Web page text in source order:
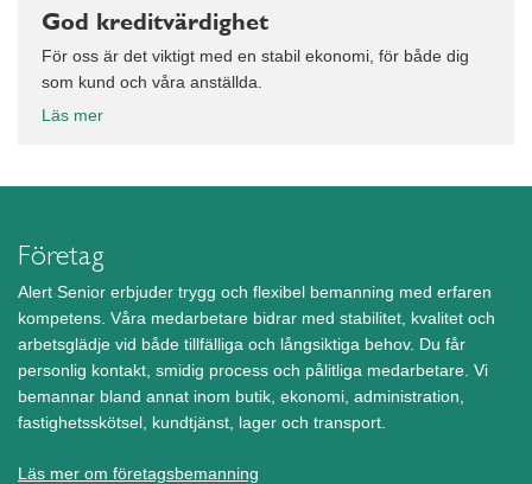
God kreditvärdighet
För oss är det viktigt med en stabil ekonomi, för både dig
som kund och våra anställda.
Läs mer
Företag
Alert Senior erbjuder trygg och flexibel bemanning med erfaren
kompetens. Våra medarbetare bidrar med stabilitet, kvalitet och
arbetsglädje vid både tillfälliga och långsiktiga behov. Du får
personlig kontakt, smidig process och pålitliga medarbetare. Vi
bemannar bland annat inom butik, ekonomi, administration,
fastighetsskötsel, kundtjänst, lager och transport.
Läs mer om företagsbemanning